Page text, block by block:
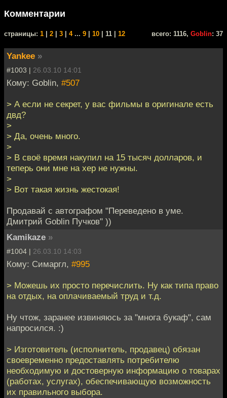
Комментарии
cтраницы: 1 2 3 4... 9 10 | 11 | 12 всего: 1116, Goblin: 37
Yankee »
#1003 | 26.03.10 14:01
Кому: Goblin, #507
> А если не секрет, у вас фильмы в оригинале есть
двд?
>
> Да, очень много.
>
> В своё время накупил на 15 тысяч долларов, и
теперь они мне на хер не нужны.
>
> Вот такая жизнь жестокая!
Продавай с автографом "Переведено в уме.
Дмитрий Goblin Пучков" ))
Kamikaze »
#1004 | 26.03.10 14:03
Кому: Симаргл, #995
> Можешь их просто перечислить. Ну как типа право
на отдых, на оплачиваемый труд и т.д.
Ну чтож, заранее извиняюсь за "многа букаф", сам
напросился. :)
> Изготовитель (исполнитель, продавец) обязан
своевременно предоставлять потребителю
необходимую и достоверную информацию о товарах
(работах, услугах), обеспечивающую возможность
их правильного выбора.